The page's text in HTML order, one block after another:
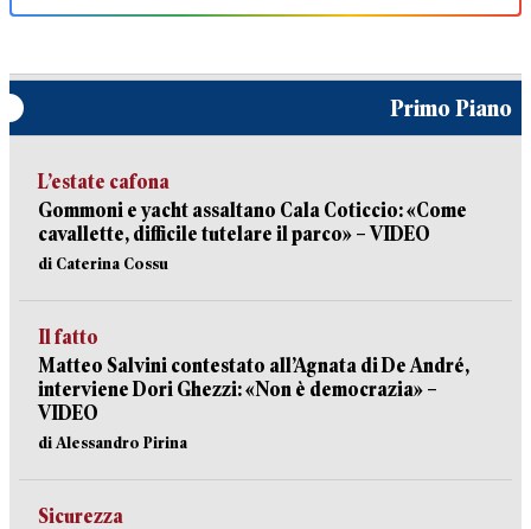
Primo Piano
L’estate cafona
Gommoni e yacht assaltano Cala Coticcio: «Come
cavallette, difficile tutelare il parco» – VIDEO
di Caterina Cossu
Il fatto
Matteo Salvini contestato all’Agnata di De André,
interviene Dori Ghezzi: «Non è democrazia» –
VIDEO
di Alessandro Pirina
Sicurezza